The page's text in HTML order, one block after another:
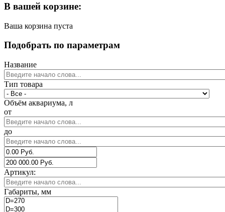
В вашей корзине:
Ваша корзина пуста
Подобрать по параметрам
Название
Тип товара
Объём аквариума, л
от
до
Артикул:
Габариты, мм